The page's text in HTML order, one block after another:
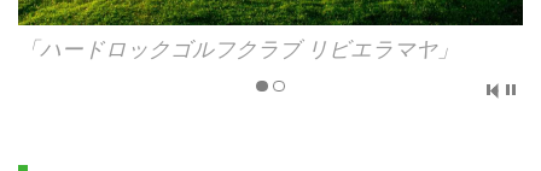
「ハードロックゴルフクラブ リビエラマヤ」